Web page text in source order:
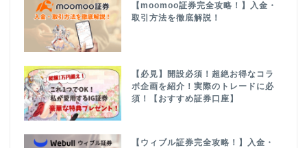
【moomoo証券完全攻略！】入金・
取引方法を徹底解説！
【必見】開設必須！超絶お得なコラ
ボ企画を紹介！実際のトレードに必
須！【おすすめ証券口座】
【ウィブル証券完全攻略！】入金・